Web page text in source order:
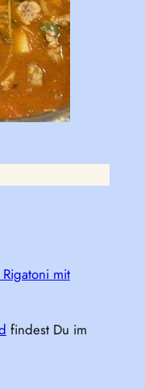
mit
findest Du im